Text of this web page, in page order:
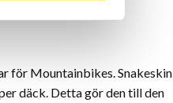
för Mountainbikes. Snakeskin
däck. Detta gör den till den